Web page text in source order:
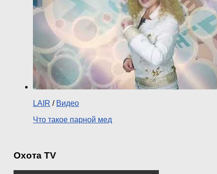
LAIR / Видео
Что такое парной мед
Охота TV